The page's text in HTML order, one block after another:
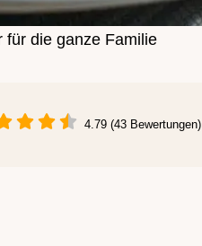
für die ganze Familie
4.79 (43 Bewertungen)